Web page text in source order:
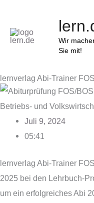
springen
Wir
Sie mit!
lernverlag Abi-Trainer
Juli 9, 2024
05:41
lernverlag Abi-Trainer
2025 bei den Lehrbuch-
um ein erfolgreiches Abi